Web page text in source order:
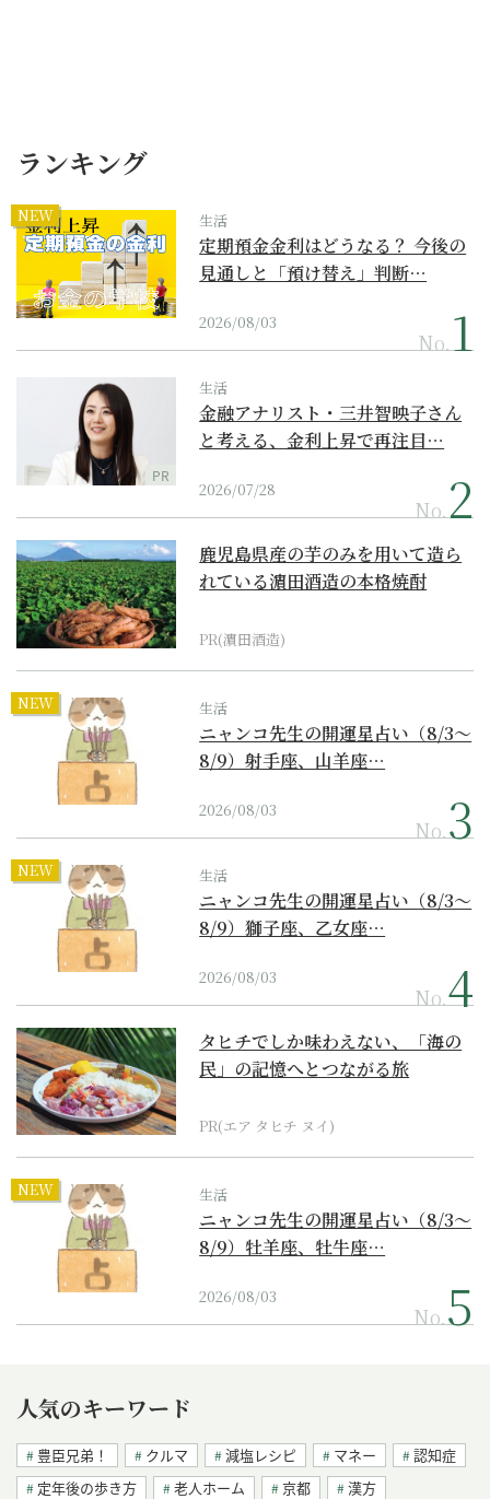
ランキング
NEW 生活
定期預金金利はどうなる？ 今後の
見通しと「預け替え」判断…
2026/08/03
No.
PR
生活
金融アナリスト・三井智映子さん
と考える、金利上昇で再注目…
2026/07/28
No.
鹿児島県産の芋のみを用いて造ら
れている濵田酒造の本格焼酎
PR(濵田酒造)
NEW 生活
ニャンコ先生の開運星占い（8/3～
8/9）射手座、山羊座…
2026/08/03
No.
NEW 生活
ニャンコ先生の開運星占い（8/3～
8/9）獅子座、乙女座…
2026/08/03
No.
タヒチでしか味わえない、「海の
民」の記憶へとつながる旅
PR(エア タヒチ ヌイ)
NEW 生活
ニャンコ先生の開運星占い（8/3～
8/9）牡羊座、牡牛座…
2026/08/03
No.
人気のキーワード
豊臣兄弟！ クルマ 減塩レシピ マネー
認知症
定年後の歩き方
老人ホーム 京都 漢方